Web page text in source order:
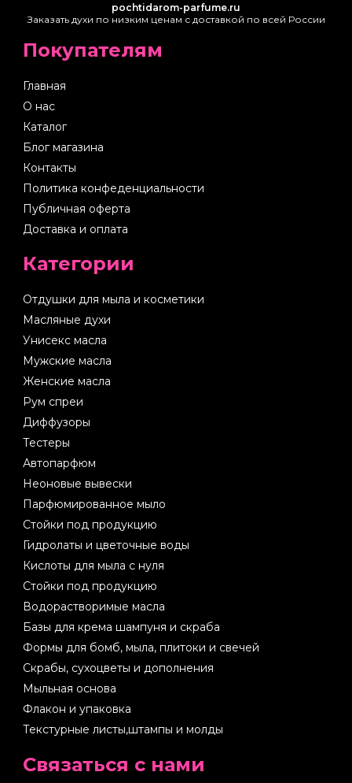
pochtidarom-parfume.ru
Заказать духи по низким ценам с доставкой по всей России
Покупателям
Главная
О нас
Каталог
Блог магазина
Контакты
Политика конфеденциальности
Публичная оферта
Доставка и оплата
Категории
Отдушки для мыла и косметики
Масляные духи
Унисекс масла
Мужские масла
Женские масла
Рум спреи
Диффузоры
Тестеры
Автопарфюм
Неоновые вывески
Парфюмированное мыло
Стойки под продукцию
Гидролаты и цветочные воды
Кислоты для мыла с нуля
Стойки под продукцию
Водорастворимые масла
Базы для крема шампуня и скраба
Формы для бомб, мыла, плитоки и свечей
Скрабы, сухоцветы и дополнения
Мыльная основа
Флакон и упаковка
Текстурные листы,штампы и молды
Cвязаться с нами